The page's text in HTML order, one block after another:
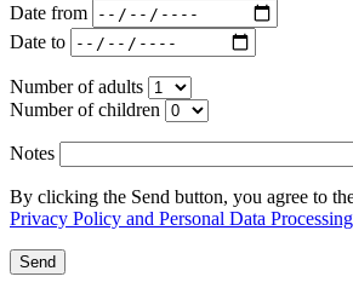
Date from
Date to
Number of adults
Number of children
Notes
By clicking the Send button, you agree to
Privacy Policy and Personal Data Processing